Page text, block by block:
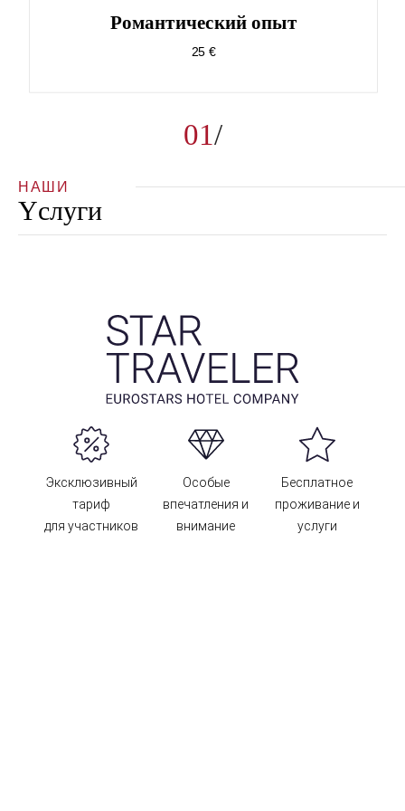
01
Pомантический опыт
25 €
НАШИ
Yслуги
Эксклюзивный
тариф
для участников
Особые
впечатления и
внимание
Бесплатное
проживание и
услуги